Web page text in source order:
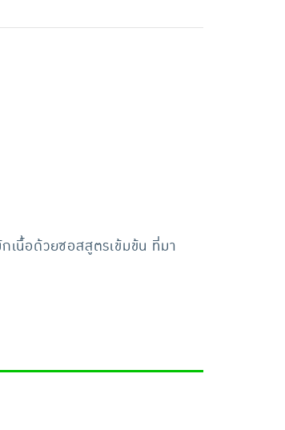
นื้อด้วยซอสสูตรเข้มข้น ที่มา